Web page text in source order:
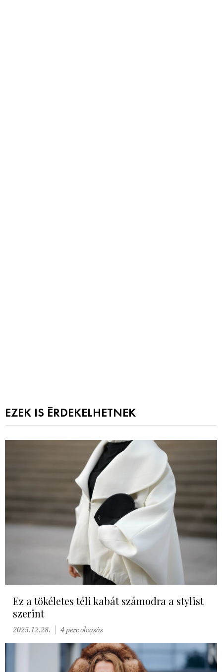
EZEK IS ÉRDEKELHETNEK
Ez a tökéletes téli kabát számodra a stylist
szerint
2025.12.28. 4 perc olvasás